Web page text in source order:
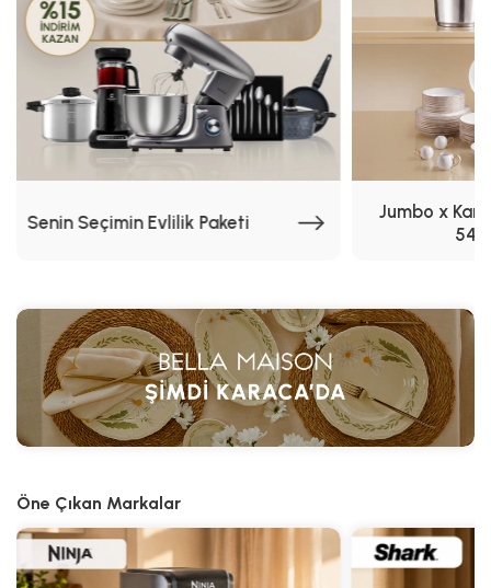
Senin Seçimin Evlilik Paketi
Jumbo x
Öne Çıkan Markalar